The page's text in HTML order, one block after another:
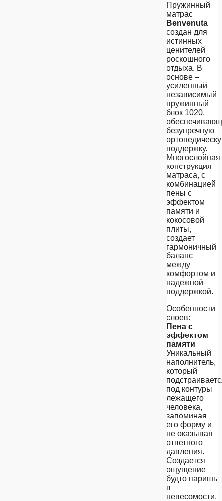
Пружинный
матрас
Benvenuta
создан для
истинных
ценителей
роскошного
отдыха. В
основе –
усиленный
независимый
пружинный
блок 1020,
безупречную
поддержку.
Многослойная
конструкция
матраса, с
комбинацией
пены с
эффектом
памяти и
кокосовой
плиты,
создает
гармоничный
баланс
между
комфортом и
надежной
поддержкой.
Особенности
слоев:
Пена с
эффектом
памяти
Уникальный
наполнитель,
который
под контуры
лежащего
человека,
запоминая
его форму и
не оказывая
ответного
давления.
Создается
ощущение
будто паришь
в
невесомости.